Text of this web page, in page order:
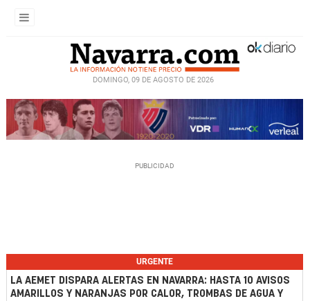
DOMINGO, 09 DE AGOSTO DE 2026
URGENTE
LA AEMET DISPARA ALERTAS EN NAVARRA: HASTA 10 AVISOS
AMARILLOS Y NARANJAS POR CALOR, TROMBAS DE AGUA Y